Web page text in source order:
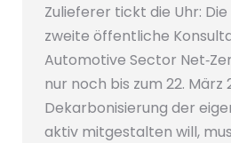
Zulieferer tickt die Uhr: Die
zweite öffentliche
Automotive Sector
nur noch bis zum 22. März
Dekarbonisierung der
aktiv mitgestalten will,